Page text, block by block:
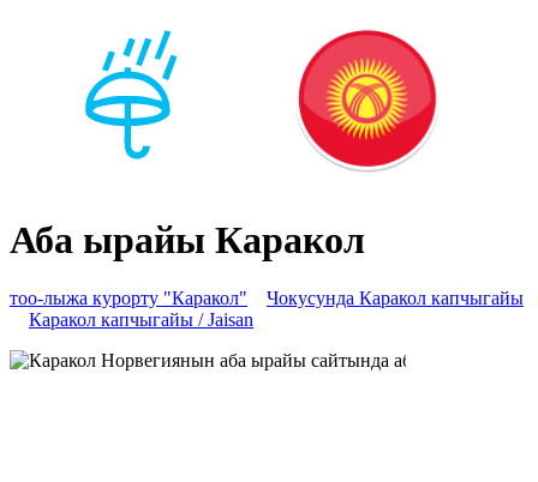
Аба ырайы Каракол
тоо-лыжа курорту "Каракол"
Чокусунда Каракол капчыгайы
Каракол капчыгайы / Jaisan